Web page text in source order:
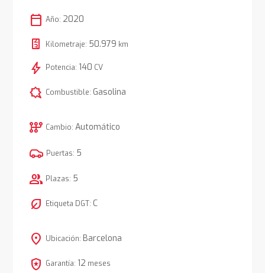
calendar_today Año: 2020
Kilometraje: 50.979 km
bolt Potencia: 140 CV
comic_bubble Combustible: Gasolina
auto_transmission Cambio: Automático
Puertas: 5
group Plazas: 5
nest_eco_leaf Etiqueta DGT: C
location_on Ubicación: Barcelona
local_police Garantía: 12 meses